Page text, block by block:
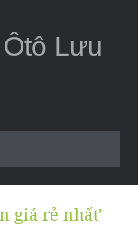
Lưu
giá rẻ nhất’